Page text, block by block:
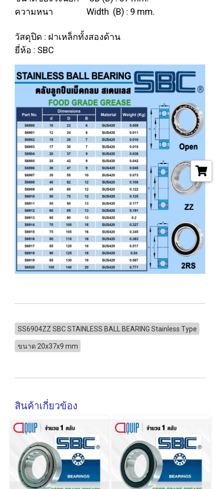
ความหนา Width (B) : 9 mm.
วัสดุปิด : ฝาเหล็กทั้งสองด้าน
ยี่ห้อ : SBC
SS6904ZZ SBC STAINLESS BALL BEARING Stainless Type
ขนาด 20x37x9 mm
สินค้าเกี่ยวข้อง